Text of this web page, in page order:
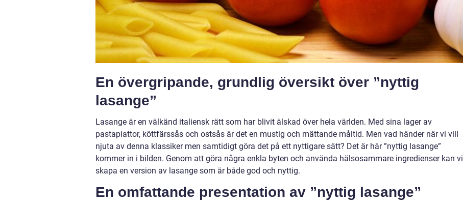
En övergripande, grundlig översikt över ”nyttig
lasange”
Lasange är en välkänd italiensk rätt som har blivit älskad över hela världen. Med sina lager av
pastaplattor, köttfärssås och ostsås är det en mustig och mättande måltid. Men vad händer när vi vill
njuta av denna klassiker men samtidigt göra det på ett nyttigare sätt? Det är här ”nyttig lasange”
kommer in i bilden. Genom att göra några enkla byten och använda hälsosammare ingredienser kan vi
skapa en version av lasange som är både god och nyttig.
En omfattande presentation av ”nyttig lasange”